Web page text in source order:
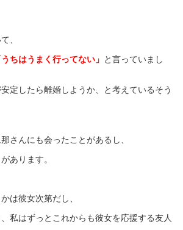
、
うちはうまく行ってない」
と言っていまし
定したら離婚しようか、と考えているそう
さんにも会ったことがあるし、
あります。
は彼女次第だし、
私はずっとこれからも彼女を応援する友人